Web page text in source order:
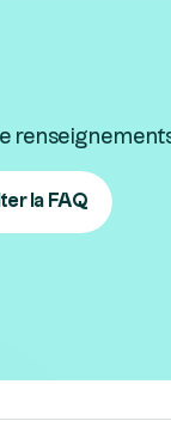
la FAQ